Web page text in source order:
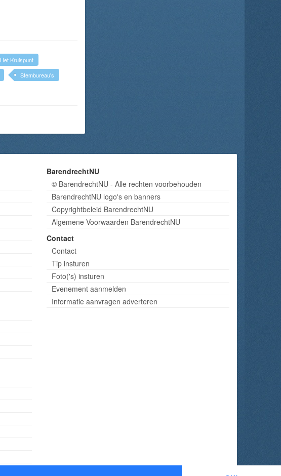
Het Kruispunt
Stembureau's
BarendrechtNU
© BarendrechtNU - Alle rechten voorbehouden
BarendrechtNU logo's en banners
Copyrightbeleid BarendrechtNU
Algemene Voorwaarden BarendrechtNU
Contact
Contact
Tip insturen
Foto('s) insturen
Evenement aanmelden
Informatie aanvragen adverteren